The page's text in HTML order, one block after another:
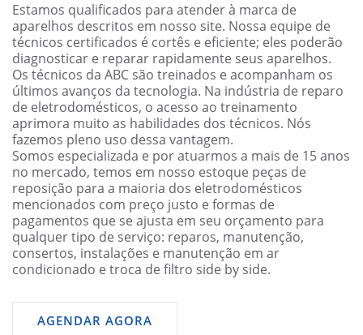
Estamos qualificados para atender à marca de
aparelhos descritos em nosso site. Nossa equipe de
técnicos certificados é cortês e eficiente; eles poderão
diagnosticar e reparar rapidamente seus aparelhos.
Os técnicos da ABC são treinados e acompanham os
últimos avanços da tecnologia. Na indústria de reparo
de eletrodomésticos, o acesso ao treinamento
aprimora muito as habilidades dos técnicos. Nós
fazemos pleno uso dessa vantagem.
Somos especializada e por atuarmos a mais de 15 anos
no mercado, temos em nosso estoque peças de
reposição para a maioria dos eletrodomésticos
mencionados com preço justo e formas de
pagamentos que se ajusta em seu orçamento para
qualquer tipo de serviço: reparos, manutenção,
consertos, instalações e manutenção em ar
condicionado e troca de filtro side by side.
AGENDAR AGORA